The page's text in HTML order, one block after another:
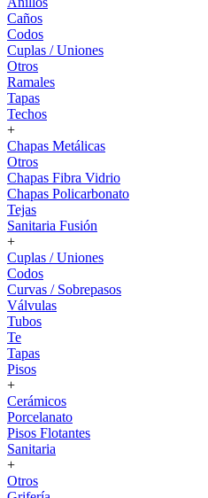
Caños
Codos
Cuplas / Uniones
Otros
Ramales
Tapas
Techos
+
Chapas Metálicas
Otros
Chapas Fibra Vidrio
Chapas Policarbonato
Tejas
Sanitaria Fusión
+
Cuplas / Uniones
Codos
Curvas / Sobrepasos
Válvulas
Tubos
Te
Tapas
Pisos
+
Cerámicos
Porcelanato
Pisos Flotantes
Sanitaria
+
Otros